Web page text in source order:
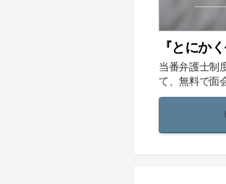
『とにか
当番弁護士制
て、無料で面